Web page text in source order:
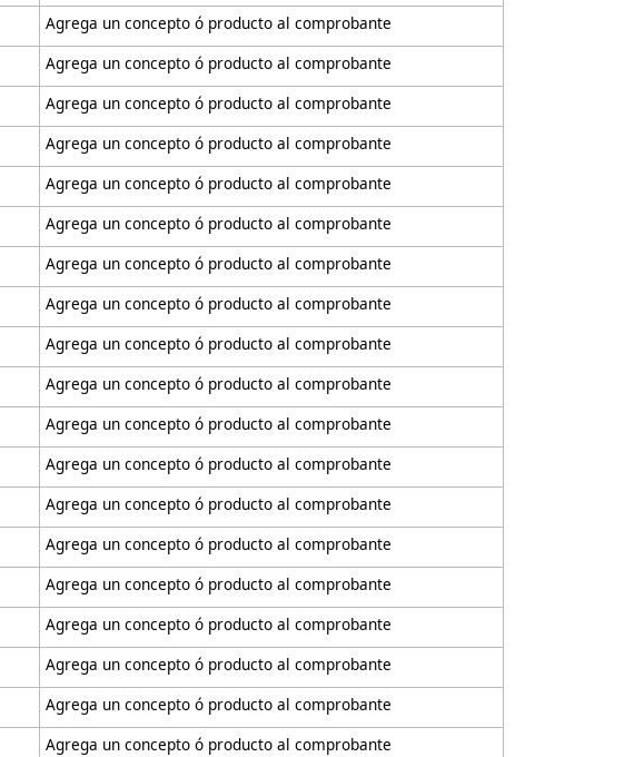
Agrega un concepto ó producto al comprobante
Agrega un concepto ó producto al comprobante
Agrega un concepto ó producto al comprobante
Agrega un concepto ó producto al comprobante
Agrega un concepto ó producto al comprobante
Agrega un concepto ó producto al comprobante
Agrega un concepto ó producto al comprobante
Agrega un concepto ó producto al comprobante
Agrega un concepto ó producto al comprobante
Agrega un concepto ó producto al comprobante
Agrega un concepto ó producto al comprobante
Agrega un concepto ó producto al comprobante
Agrega un concepto ó producto al comprobante
Agrega un concepto ó producto al comprobante
Agrega un concepto ó producto al comprobante
Agrega un concepto ó producto al comprobante
Agrega un concepto ó producto al comprobante
Agrega un concepto ó producto al comprobante
Agrega un concepto ó producto al comprobante